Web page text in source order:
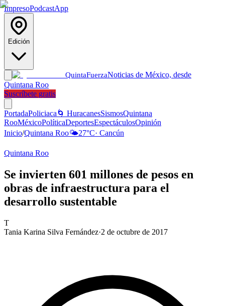
ImpresoPodcastApp
Edición
QuintaFuerzaNoticias de México, desde
Quintana Roo
Suscríbete gratis
PortadaPoliciaca 🌀 HuracanesSismosQuintana
RooMéxicoPolíticaDeportesEspectáculosOpinión
Inicio/Quintana Roo🌤️27°C· Cancún
Quintana Roo
Se invierten 601 millones de pesos en
obras de infraestructura para el
desarrollo sustentable
T
Tania Karina Silva Fernández·2 de octubre de 2017